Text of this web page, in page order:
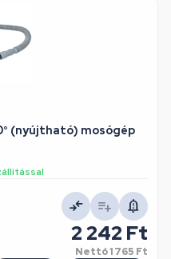
(nyújtható) mosógép
2 242 Ft
Nettó1 765 Ft